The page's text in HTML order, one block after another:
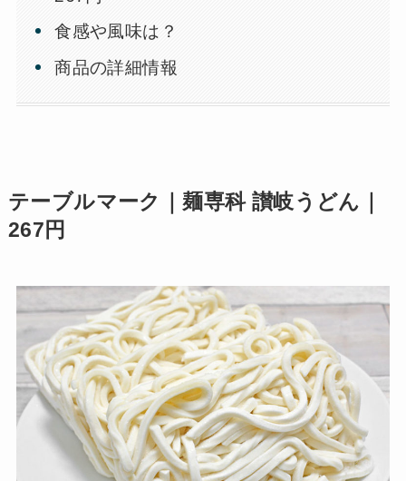
食感や風味は？
商品の詳細情報
テーブルマーク｜麺専科 讃岐うどん｜
267円